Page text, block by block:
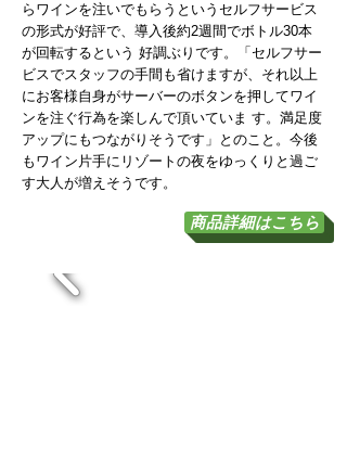
らワインを注いでもらうというセルフサービス
の形式が好評で、導入後約2週間でボトル30本
が回転するという 好調ぶりです。「セルフサー
ビスでスタッフの手間も省けますが、それ以上
にお客様自身がサーバーのボタンを押してワイ
ンを注ぐ行為を楽しんで頂いていま す。満足度
アップにもつながりそうです」とのこと。今後
もワイン片手にリゾートの夜をゆっくりと過ご
す大人が増えそうです。
商品詳細はこちら